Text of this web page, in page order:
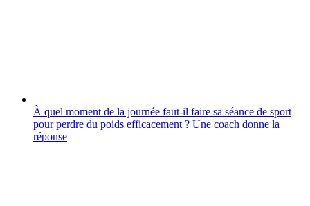
À quel moment de la journée faut-il faire sa séance de sport
pour perdre du poids efficacement ? Une coach donne la
réponse